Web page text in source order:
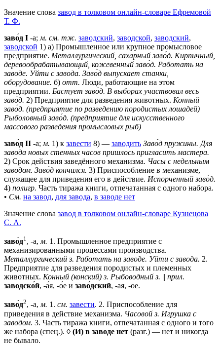
Значение слова завод в толковом онлайн-словаре Ефремовой
Т. Ф.
заво́д I -а; м. см. тж. заводский, заводской, заводский,
заводской 1) а) Промышленное или крупное промысловое
предприятие. Металлургический, сахарный заво́д. Кирпичный,
деревообрабатывающий, кожевенный заво́д. Работать на
заводе. Уйти с завода. Заво́д выпускает станки,
оборудование. б) отт. Люди, работающие на этом
предприятии. Бастует заво́д. В выборах участвовал весь
заво́д. 2) Предприятие для разведения животных. Конный
заво́д. (предприятие по разведению породистых лошадей)
Рыболовный заво́д. (предприятие для искусственного
массового разведения промысловых рыб)
заво́д II -а; м. 1) к завести 8) — заводить Заво́д пружины. Для
завода новых стенных часов пришлось пригласить мастера.
2) Срок действия заведённого механизма. Часы с недельным
заводом. Заво́д кончился. 3) Приспособление в механизме,
служащее для приведения его в действие. Испорченный заво́д.
4) полигр. Часть тиража книги, отпечатанная с одного набора.
• См. на завод, для завода, в заводе нет
Значение слова завод в толковом онлайн-словаре Кузнецова
С. А.
заво́д1 , -а, м. 1. Промышленное предприятие с
механизированными процессами производства.
Металлургический з. Работать на заводе. Уйти с завода. 2.
Предприятие для разведения породистых и племенных
животных. Конный (конский) з. Рыбоводный з. || прил.
заводско́й, -а́я, -о́е и заво́дский, -ая, -ое.
заво́д2, -а,м. 1. см. завести. 2. Приспособление для
приведения в действие механизма. Часовой з. Игрушка с
заводом. 3. Часть тиража книги, отпечатанная с одного и того
же набора (спец.). ◊ (И) в заводе нет (разг.) — нет и никогда
не бывало.